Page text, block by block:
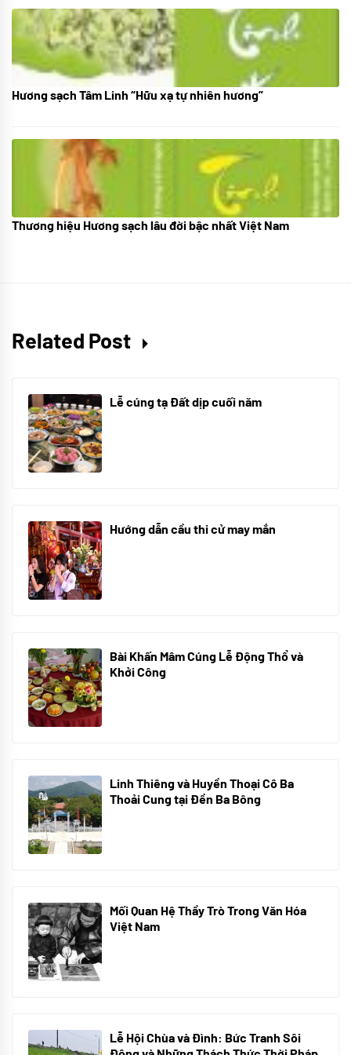
28/10/2025
Hương sạch Tâm Linh “Hữu xạ tự nhiên hương”
18/10/2025
Thương hiệu Hương sạch lâu đời bậc nhất Việt Nam
Related Post
Lễ cúng tạ Đất dịp cuối năm
Hướng dẫn cầu thi cử may mắn
Bài Khấn Mâm Cúng Lễ Động Thổ và
Khởi Công
Linh Thiêng và Huyền Thoại Cô Ba
Thoải Cung tại Đền Ba Bông
Mối Quan Hệ Thầy Trò Trong Văn Hóa
Việt Nam
Lễ Hội Chùa và Đình: Bức Tranh Sôi